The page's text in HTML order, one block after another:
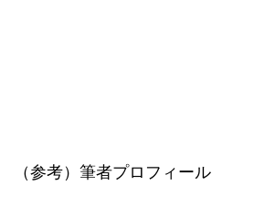
（参考）筆者プロフィール